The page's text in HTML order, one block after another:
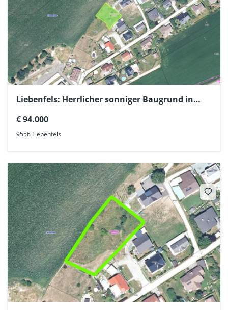
Liebenfels: Herrlicher sonniger Baugrund in
€ 94.000
9556 Liebenfels